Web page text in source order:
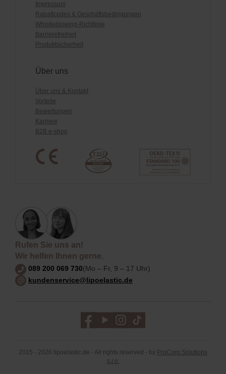
Impressum
Rabattcodes & Geschäftsbedingungen
Whistleblowing-Richtlinie
Barrierefreiheit
Produktsicherheit
Über uns
Über uns & Kontakt
Vorteile
Bewertungen
Karriere
B2B e-shop
Rufen Sie uns an!
Wir helfen Ihnen gerne.
089 200 069 730(Mo – Fr, 9 – 17 Uhr)
kundenservice@lipoelastic.de
2015 - 2026 lipoelastic.de - All rights reserved - by ProCorp Solutions
s.r.o.